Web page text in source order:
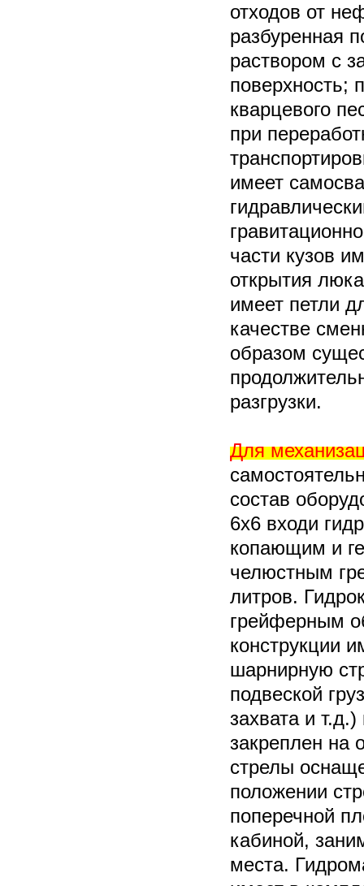
отходов от
разбуренная
раствором с
поверхность;
кварцевого
при
имеет
части кузов
открытия
имеет петли
качестве
образом
разгрузки.
Для
состав
6х6 входи
копающим и
челюстным
литров.
грейферным
конструкции
шарнирную
подвеской
захвата и
закреплен на
стрелы
положении
поперечной
кабиной,
места.